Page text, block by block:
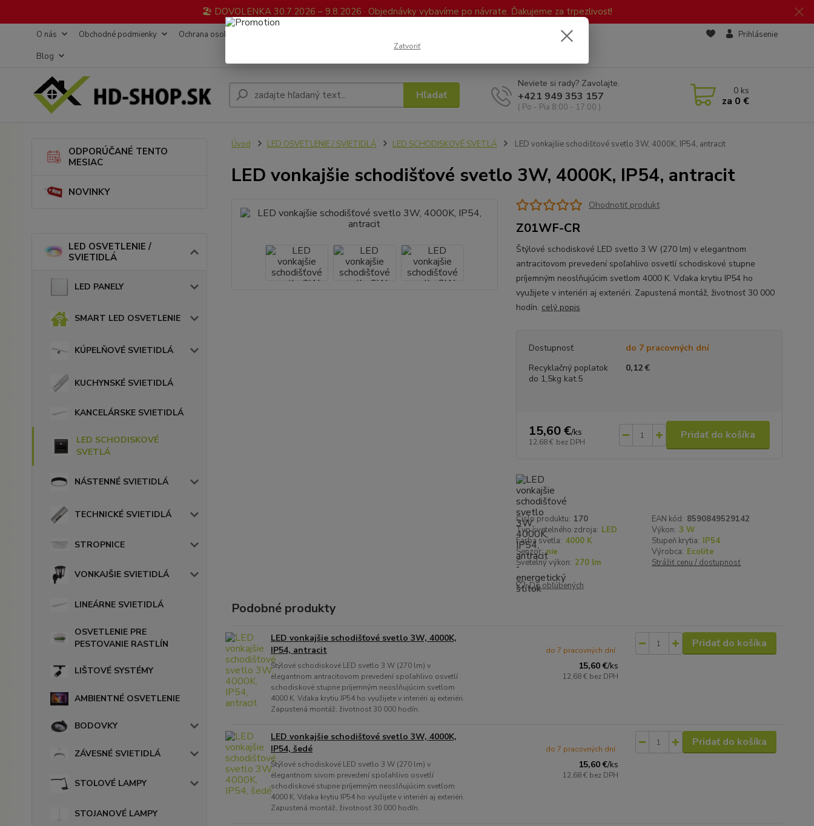
🏖️ DOVOLENKA 30.7.2026 – 9.8.2026 · Objednávky vybavíme po návrate. Ďakujeme za trpezlivosť!
O nás Obchodné podmienky Ochrana osobných údajov
Blog
Prihlásenie
Hľadať
Neviete si rady? Zavolajte.
+421 949 353 157
( Po - Pia 8:00 - 17:00 )
0 ks
za 0 €
ODPORÚČANÉ TENTO
MESIAC
NOVINKY
LED OSVETLENIE /
SVIETIDLÁ
LED PANELY
SMART LED OSVETLENIE
KÚPELŇOVÉ SVIETIDLÁ
KUCHYNSKÉ SVIETIDLÁ
KANCELÁRSKE SVIETIDLÁ
LED SCHODISKOVÉ
SVETLÁ
NÁSTENNÉ SVIETIDLÁ
TECHNICKÉ SVIETIDLÁ
STROPNICE
VONKAJŠIE SVIETIDLÁ
LINEÁRNE SVIETIDLÁ
OSVETLENIE PRE
PESTOVANIE RASTLÍN
LIŠTOVÉ SYSTÉMY
AMBIENTNÉ OSVETLENIE
BODOVKY
ZÁVESNÉ SVIETIDLÁ
STOLOVÉ LAMPY
STOJANOVÉ LAMPY
Úvod LED OSVETLENIE / SVIETIDLÁ LED SCHODISKOVÉ SVETLÁ LED vonkajšie schodišťové svetlo 3W, 4000K, IP54, antracit
LED vonkajšie schodišťové svetlo 3W, 4000K, IP54, antracit
Ohodnotiť produkt
Z01WF-CR
Štýlové schodiskové LED svetlo 3 W (270 lm) v elegantnom
antracitovom prevedení spoľahlivo osvetlí schodiskové stupne
príjemným neoslňujúcim svetlom 4000 K. Vďaka krytiu IP54 ho
využijete v interiéri aj exteriéri. Zapustená montáž, životnosť 30 000
hodín. celý popis
Dostupnosť
do 7 pracovných dní
Recyklačný poplatok
do 1,5kg kat.5
0,12 €
15,60 €/ks
12,68 € bez DPH
Pridať do košíka
Číslo produktu: 170 EAN kód: 8590849529142
Typ svetelného zdroja: LED Výkon: 3 W
Farba svetla: 4000 K Stupeň krytia: IP54
Senzor: nie Výrobca: Ecolite
Svetelný výkon: 270 lm Strážiť cenu / dostupnosť
Do obľúbených
Podobné produkty
LED vonkajšie schodišťové svetlo 3W, 4000K,
IP54, antracit
Štýlové schodiskové LED svetlo 3 W (270 lm) v
elegantnom antracitovom prevedení spoľahlivo osvetlí
schodiskové stupne príjemným neoslňujúcim svetlom
4000 K. Vďaka krytiu IP54 ho využijete v interiéri aj exteriéri.
Zapustená montáž, životnosť 30 000 hodín.
15,60 €/ks
12,68 € bez DPH
do 7 pracovných dní
Pridať do košíka
LED vonkajšie schodišťové svetlo 3W, 4000K,
IP54, šedé
Štýlové schodiskové LED svetlo 3 W (270 lm) v
elegantnom sivom prevedení spoľahlivo osvetlí
schodiskové stupne príjemným neoslňujúcim svetlom
4000 K. Vďaka krytiu IP54 ho využijete v interiéri aj exteriéri.
Zapustená montáž, životnosť 30 000 hodín.
15,60 €/ks
12,68 € bez DPH
do 7 pracovných dní
Pridať do košíka
Zatvoriť